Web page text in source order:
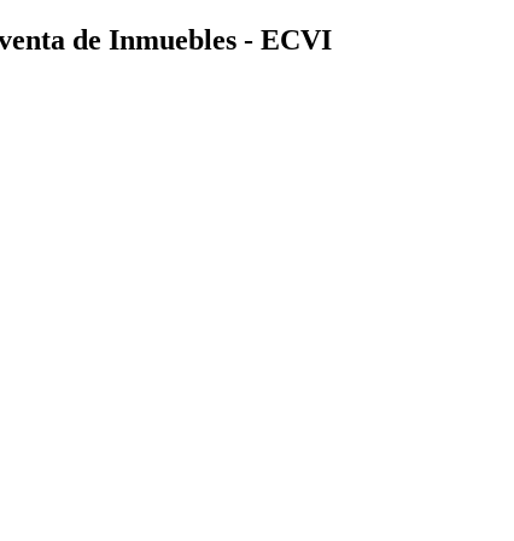
de Inmuebles - ECVI